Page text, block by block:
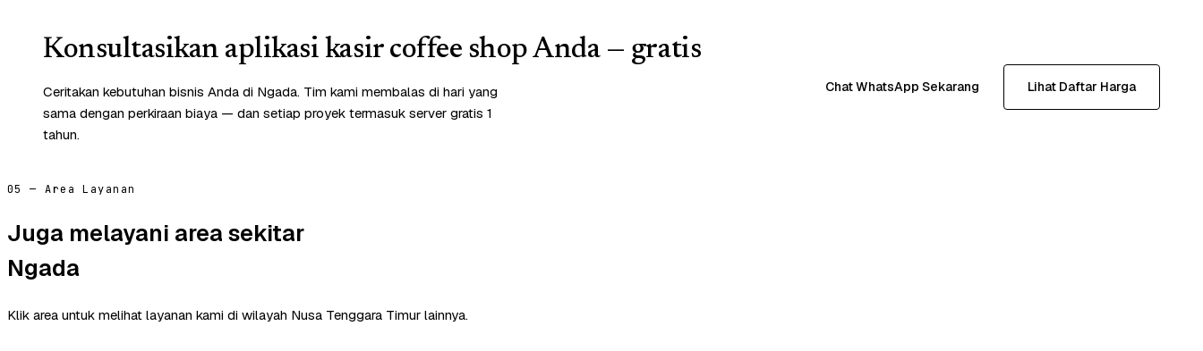
Konsultasikan aplikasi kasir coffee shop Anda — gratis
Ceritakan kebutuhan bisnis Anda di Ngada. Tim kami membalas di hari yang
sama dengan perkiraan biaya — dan setiap proyek termasuk server gratis 1
tahun.
Chat WhatsApp Sekarang Lihat Daftar Harga
05 — Area Layanan
Juga melayani area sekitar
Ngada
Klik area untuk melihat layanan kami di wilayah Nusa Tenggara Timur lainnya.